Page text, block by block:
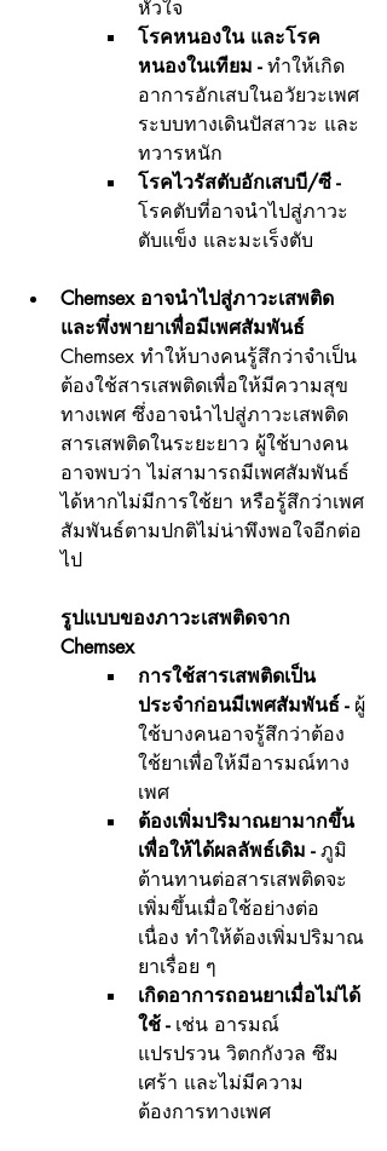
หัวใจ
โรคหนองใน และโรค
หนองในเทียม - ทำให้เกิด
อาการอักเสบในอวัยวะเพศ
ระบบทางเดินปัสสาวะ และ
ทวารหนัก
โรคไวรัสตับอักเสบบี/ซี -
โรคตับที่อาจนำไปสู่ภาวะ
ตับแข็ง และมะเร็งตับ
Chemsex อาจนำไปสู่ภาวะเสพติด
และพึ่งพายาเพื่อมีเพศสัมพันธ์
Chemsex ทำให้บางคนรู้สึกว่าจำเป็น
ต้องใช้สารเสพติดเพื่อให้มีความสุข
ทางเพศ ซึ่งอาจนำไปสู่ภาวะเสพติด
สารเสพติดในระยะยาว ผู้ใช้บางคน
อาจพบว่า ไม่สามารถมีเพศสัมพันธ์
ได้หากไม่มีการใช้ยา หรือรู้สึกว่าเพศ
สัมพันธ์ตามปกติไม่น่าพึงพอใจอีกต่อ
ไป
รูปแบบของภาวะเสพติดจาก
Chemsex
การใช้สารเสพติดเป็น
ประจำก่อนมีเพศสัมพันธ์ - ผู้
ใช้บางคนอาจรู้สึกว่าต้อง
ใช้ยาเพื่อให้มีอารมณ์ทาง
เพศ
ต้องเพิ่มปริมาณยามากขึ้น
เพื่อให้ได้ผลลัพธ์เดิม - ภูมิ
ต้านทานต่อสารเสพติดจะ
เพิ่มขึ้นเมื่อใช้อย่างต่อ
เนื่อง ทำให้ต้องเพิ่มปริมาณ
ยาเรื่อย ๆ
เกิดอาการถอนยาเมื่อไม่ได้
ใช้ - เช่น อารมณ์
แปรปรวน วิตกกังวล ซึม
เศร้า และไม่มีความ
ต้องการทางเพศ